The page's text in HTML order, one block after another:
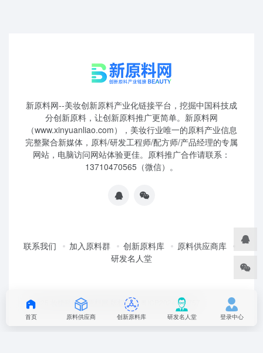
新原料网--美妆创新原料产业化链接平台，挖掘中国科技成
分创新原料，让创新原料推广更简单。新原料网
（www.xinyuanliao.com），美妆行业唯一的原料产业信息
完整聚合新媒体，原料/研发工程师/配方师/产品经理的专属
网站，电脑访问网站体验更佳。原料推广合作请联系：
13710470565（微信）。
联系我们 加入原料群 创新原料库
原料供应商库
研发名人堂
©2025 妆榜科技·新原料网 版权所有 粤ICP2024350757
首页 原料供应商 创新原料库 研发名人堂 登录中心